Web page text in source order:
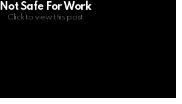
Not Safe For Work
Click to view this post